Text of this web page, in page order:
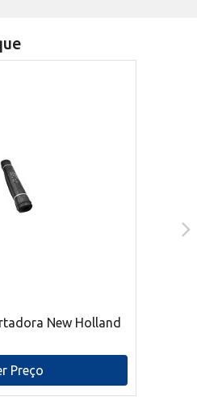
New Holland
Preço